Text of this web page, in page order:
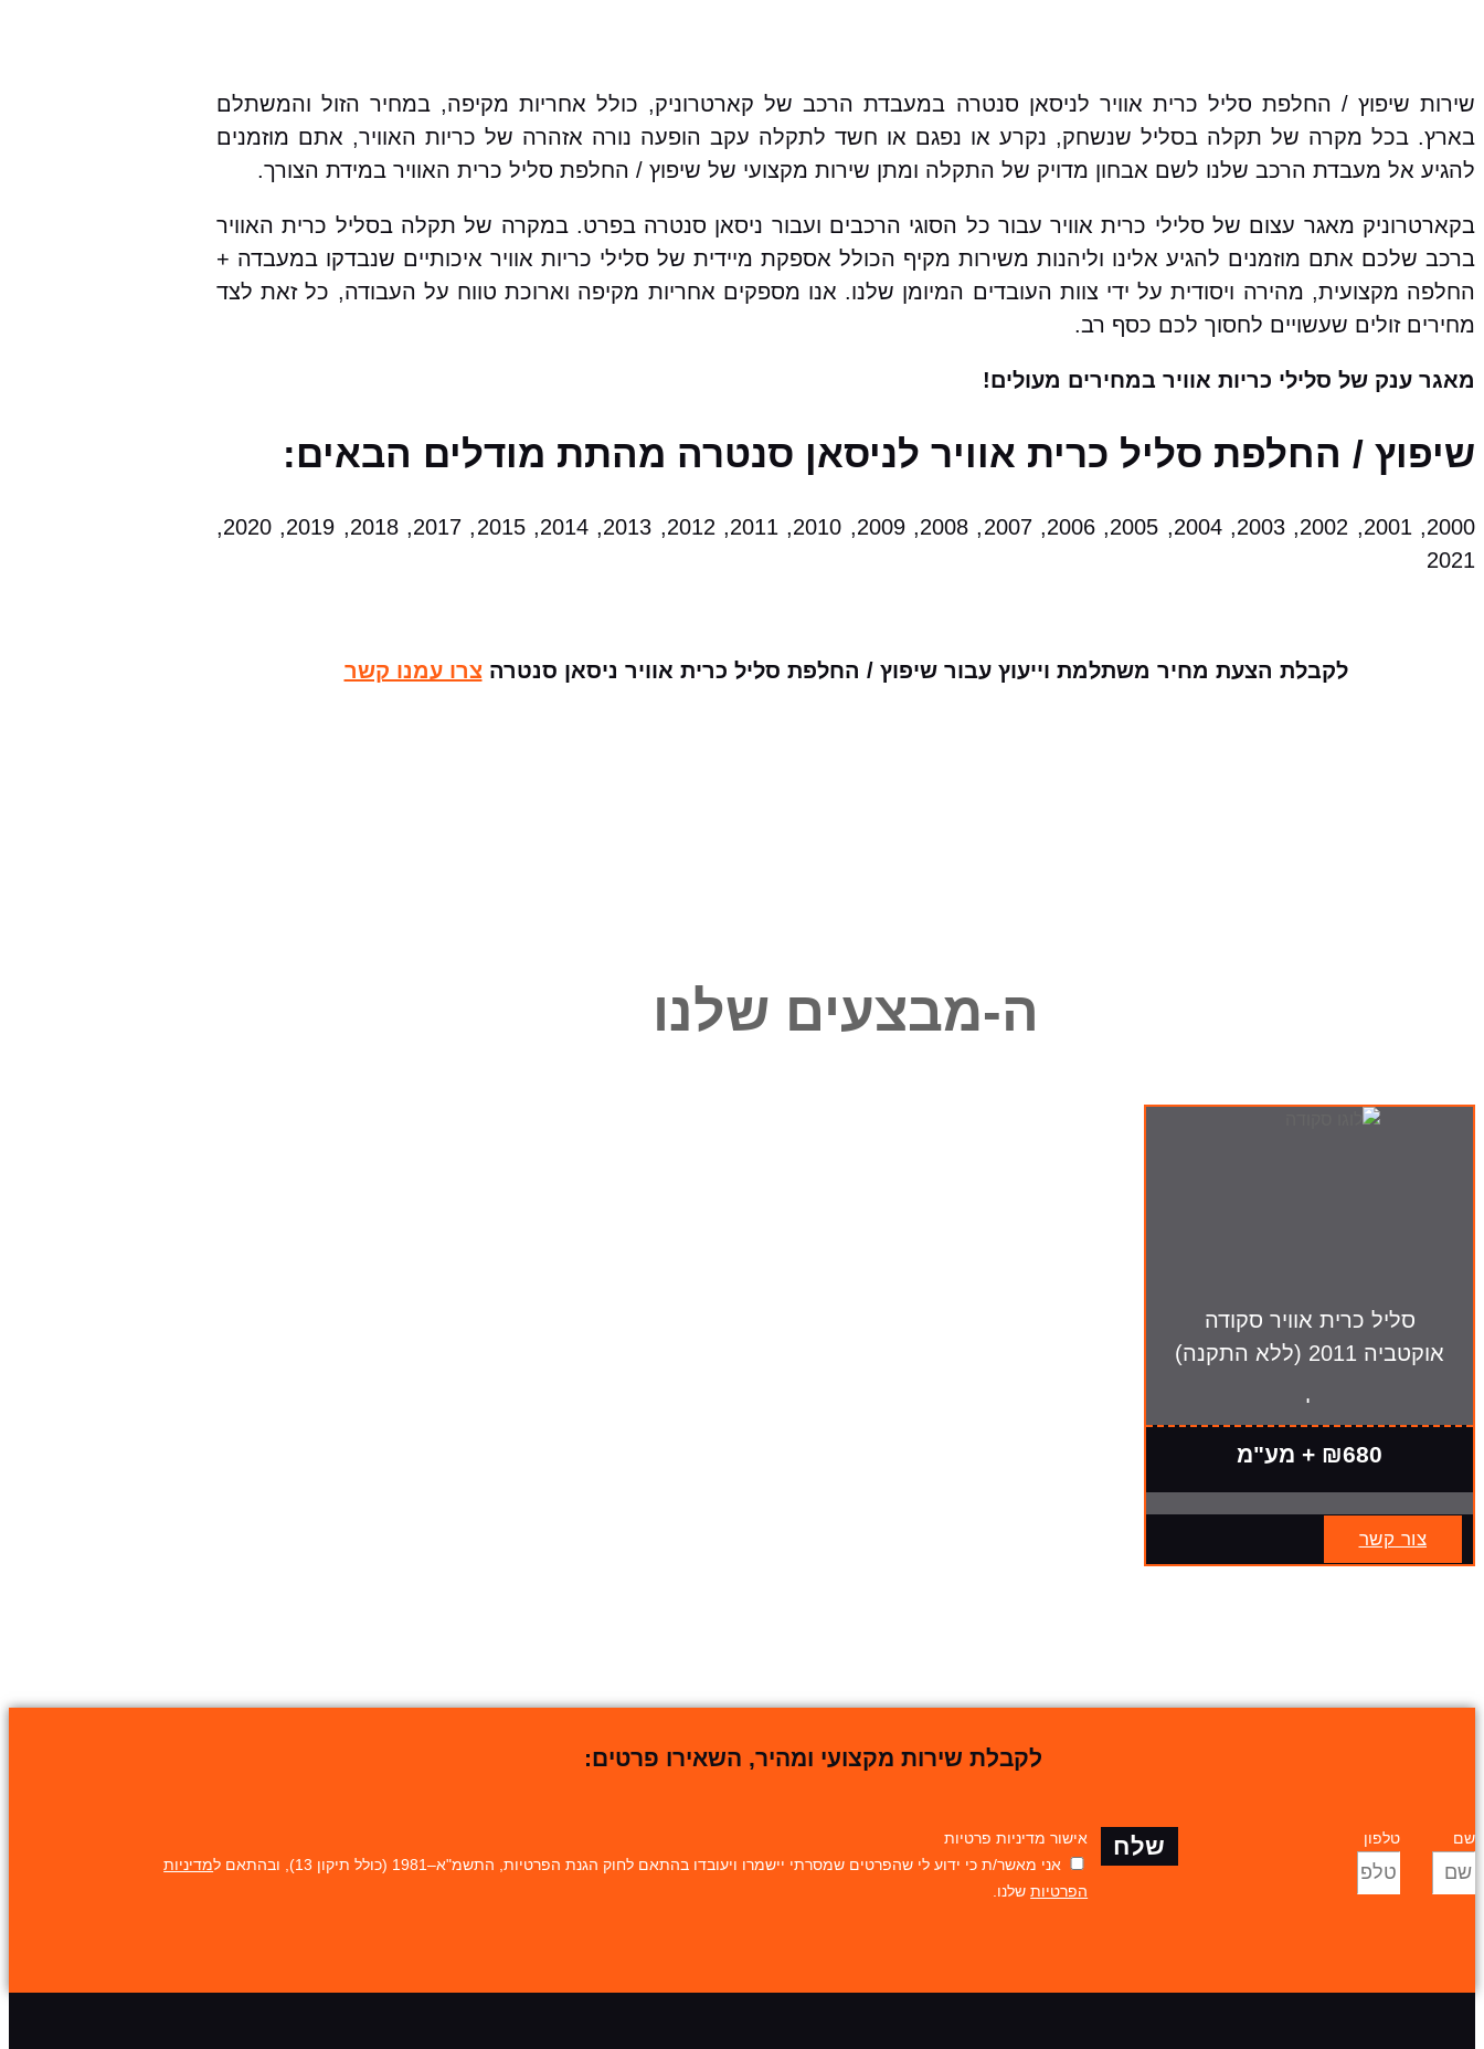
שירות שיפוץ / החלפת סליל כרית אוויר לניסאן סנטרה במעבדת הרכב של קארטרוניק, כולל אחריות מקיפה, במחיר הזול והמשתלם
בארץ. בכל מקרה של תקלה בסליל שנשחק, נקרע או נפגם או חשד לתקלה עקב הופעה נורה אזהרה של כריות האוויר, אתם מוזמנים
להגיע אל מעבדת הרכב שלנו לשם אבחון מדויק של התקלה ומתן שירות מקצועי של שיפוץ / החלפת סליל כרית האוויר במידת הצורך.
בקארטרוניק מאגר עצום של סלילי כרית אוויר עבור כל הסוגי הרכבים ועבור ניסאן סנטרה בפרט. במקרה של תקלה בסליל כרית האוויר
ברכב שלכם אתם מוזמנים להגיע אלינו וליהנות משירות מקיף הכולל אספקת מיידית של סלילי כריות אוויר איכותיים שנבדקו במעבדה +
החלפה מקצועית, מהירה ויסודית על ידי צוות העובדים המיומן שלנו. אנו מספקים אחריות מקיפה וארוכת טווח על העבודה, כל זאת לצד
מחירים זולים שעשויים לחסוך לכם כסף רב.
מאגר ענק של סלילי כריות אוויר במחירים מעולים!
שיפוץ / החלפת סליל כרית אוויר לניסאן סנטרה מהתת מודלים הבאים:
2000, 2001, 2002, 2003, 2004, 2005, 2006, 2007, 2008, 2009, 2010, 2011, 2012, 2013, 2014, 2015, 2017, 2018, 2019, 2020,
2021
לקבלת הצעת מחיר משתלמת וייעוץ עבור שיפוץ / החלפת סליל כרית אוויר ניסאן סנטרהצרו עמנו קשר
ה-מבצעים שלנו
סליל כרית אוויר סקודה
אוקטביה 2011 (ללא התקנה)
אחריות לחצי שנה
₪680 + מע"מ
צור קשר
לקבלת שירות מקצועי ומהיר, השאירו פרטים:
שם טלפון
אישור מדיניות פרטיות
אני מאשר/ת כי ידוע לי שהפרטים שמסרתי יישמרו ויעובדו בהתאם לחוק הגנת הפרטיות, התשמ"א–1981 (כולל תיקון 13), ובהתאם ל
מדיניות
הפרטיותשלנו.
שלח